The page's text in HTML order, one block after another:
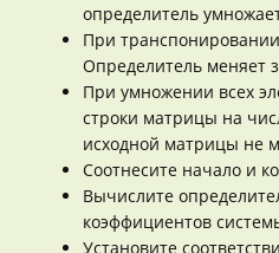
определитель
При
Определитель меняет
При умножении всех
строки матрицы на
исходной матрицы не
Соотнесите начало и
Вычислите
коэффициентов
Установите